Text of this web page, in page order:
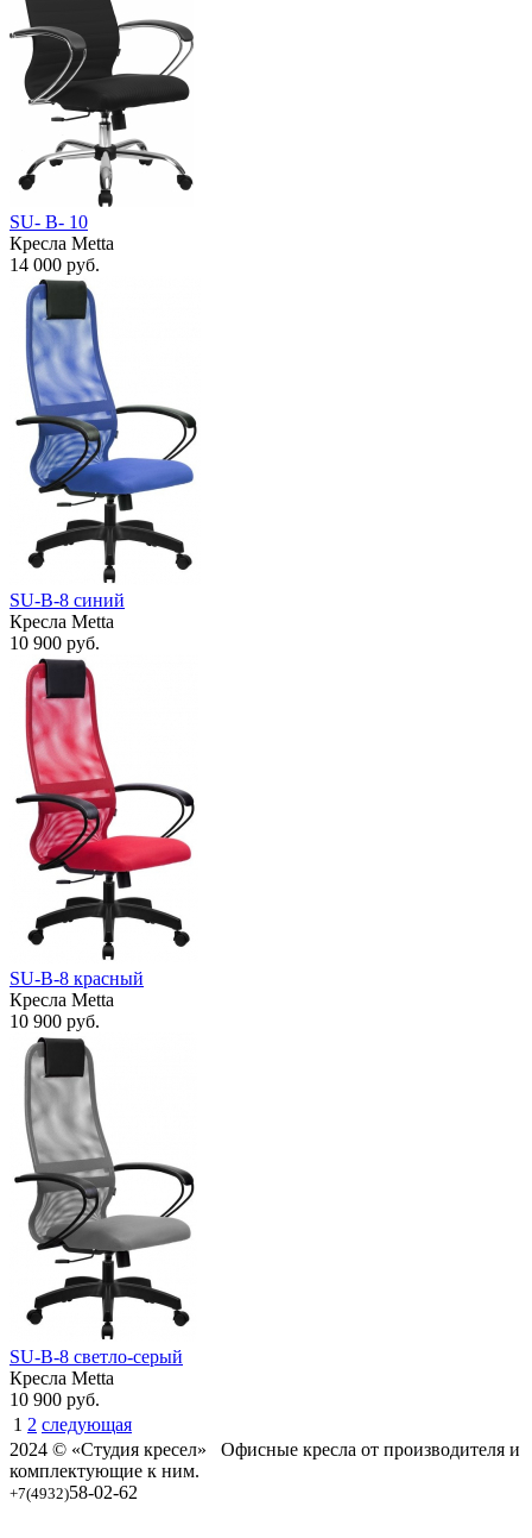
SU- B- 10
Кресла Metta
14 000 руб.
SU-B-8 cиний
Кресла Metta
10 900 руб.
SU-B-8 красный
Кресла Metta
10 900 руб.
SU-B-8 светло-серый
Кресла Metta
10 900 руб.
1 2 следующая
2024 © «Студия кресел» Офисные кресла от производителя и
комплектующие к ним.
+7(4932)58-02-62